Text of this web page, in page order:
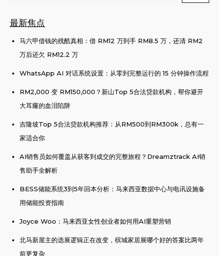
最新焦点
马六甲借钱的残酷真相：借 RM12 万到手 RM8.5 万，还清 RM2
万后还欠 RM12.2 万
WhatsApp AI 对话系统设置：从零到完整运行的 15 分钟操作流程
RM2,000 变 RM150,000？新山Top 5合法贷款机构，帮你避开
大耳窿的血泪陷阱
吉隆坡Top 5合法贷款机构推荐：从RM500到RM300k，总有一
家适合你
AI销售员如何覆盖从获客到成交的完整旅程？Dreamztrack AI销
售助手全解析
BESS储能系统3到5年回本分析：马来西亚数据中心与电讯设施备
用储能投资指南
Joyce Woo：马来西亚女性创业者如何用AI重塑营销
北马新屋主的选展逻辑正在改变，槟城家居展哪个好的答案比两年
前更复杂